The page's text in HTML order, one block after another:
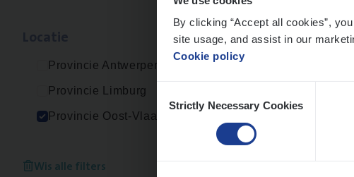
By clicking “Accept all cookies”,
site usage, and assist in our
Cookie policy
Selection
Strictly Necessary Cookies
Provincie Antwerpen
Provincie Limburg
Provincie Oost-Vlaanderen
Wis alle filters